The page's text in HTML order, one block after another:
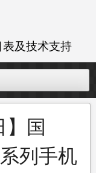
及技术支持
】国
列手机